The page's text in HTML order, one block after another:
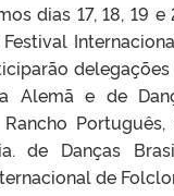
dias 17, 18, 19
Alemã e de
de Danças
de